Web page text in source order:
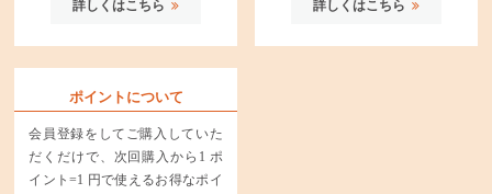
詳しくはこちら 詳しくはこちら
ポイントについて
会員登録をしてご購入していた
だくだけで、次回購入から1 ポ
イント=1 円で使えるお得なポイ